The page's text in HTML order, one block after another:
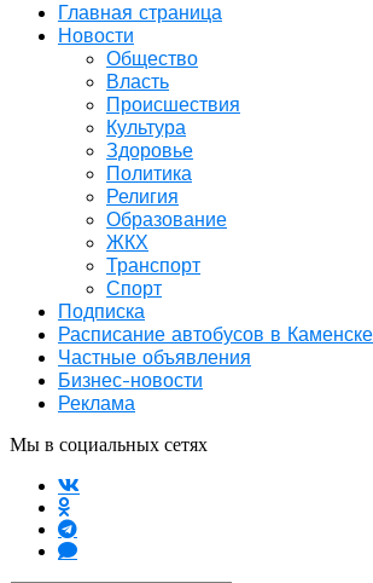
Главная страница
Новости
Общество
Власть
Происшествия
Культура
Здоровье
Политика
Религия
Образование
ЖКХ
Транспорт
Спорт
Подписка
Расписание автобусов в
Частные объявления
Бизнес-новости
Реклама
Мы в социальных сетях